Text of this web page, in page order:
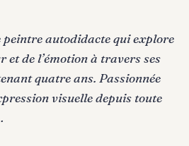
autodidacte qui explore
et de l’émotion à travers ses
quatre ans. Passionnée
visuelle depuis toute